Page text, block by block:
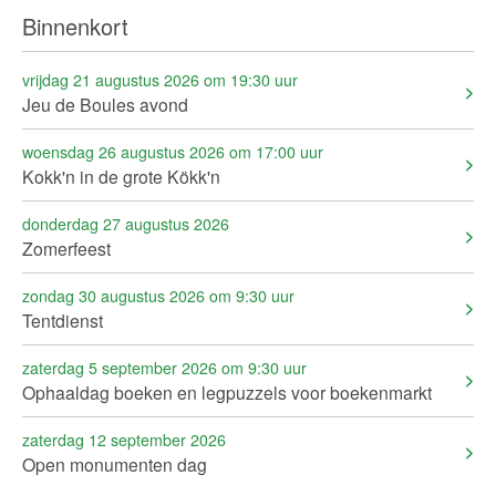
Binnenkort
vrijdag 21 augustus 2026 om 19:30 uur
Jeu de Boules avond
woensdag 26 augustus 2026 om 17:00 uur
Kokk'n in de grote Kökk'n
donderdag 27 augustus 2026
Zomerfeest
zondag 30 augustus 2026 om 9:30 uur
Tentdienst
zaterdag 5 september 2026 om 9:30 uur
Ophaaldag boeken en legpuzzels voor boekenmarkt
zaterdag 12 september 2026
Open monumenten dag